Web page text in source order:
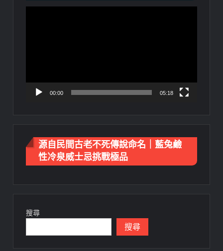
00:00 05:18
源自民間古老不死傳說命名｜藍兔鹼
性冷泉威士忌挑戰極品
搜尋
搜尋